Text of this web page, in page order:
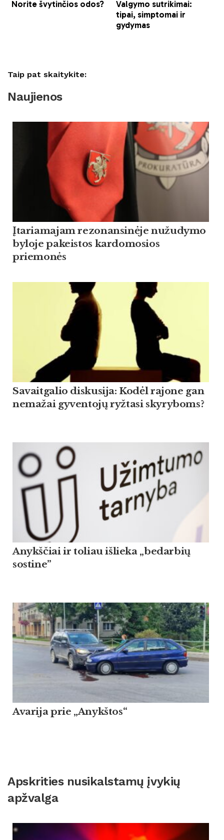
Taip pat skaitykite:
Naujienos
Įtariamajam rezonansinėje nužudymo
byloje pakeistos kardomosios
priemonės
Savaitgalio diskusija: Kodėl rajone gan
nemažai gyventojų ryžtasi skyryboms?
Anykščiai ir toliau išlieka „bedarbių
sostine”
Avarija prie „Anykštos“
Apskrities nusikalstamų įvykių
apžvalga